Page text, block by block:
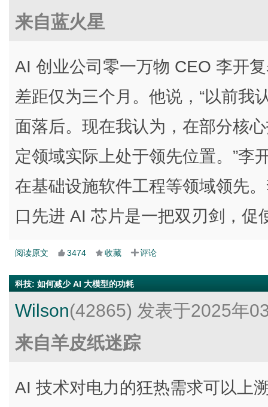
来自蓝火星
AI 创业公司零一万物 CEO 李开
差距仅为三个月。他说，“以前我
面落后。现在我认为，在部分核
定领域实际上处于领先位置。”李
在基础设施软件工程等领域领先
口先进 AI 芯片是一把双刃剑，促
阅读原文 3474 收藏 评论
科技: 如何减少 AI 大模型的功耗
Wilson(42865) 发表于2025年
来自羊皮纸迷踪
AI 技术对电力的狂热需求可以上